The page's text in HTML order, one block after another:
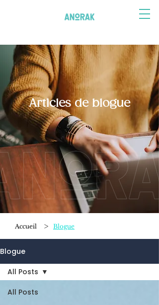
Articles de blogue
Accueil > Blogue
Blogue
All Posts
All Posts